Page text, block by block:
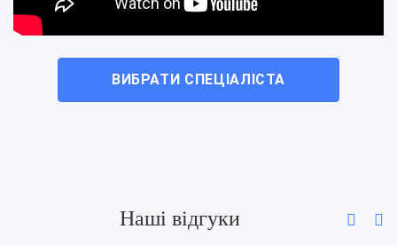
ВИБРАТИ СПЕЦІАЛІСТА
Наші відгуки